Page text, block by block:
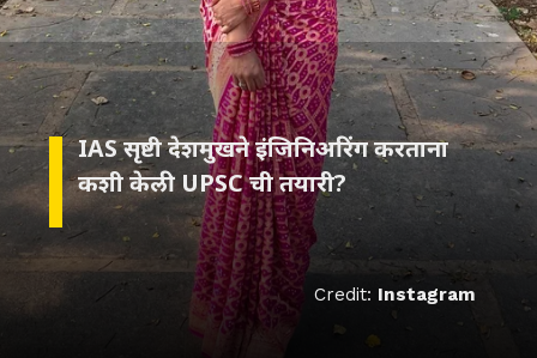
IAS सृष्टी देशमुखने इंजिनिअरिंग करताना
कशी केली UPSC ची तयारी?
Credit: Instagram